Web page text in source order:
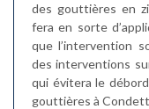
des gouttières en
fera en sorte
que l’intervention
des interventions
qui évitera le
gouttières à